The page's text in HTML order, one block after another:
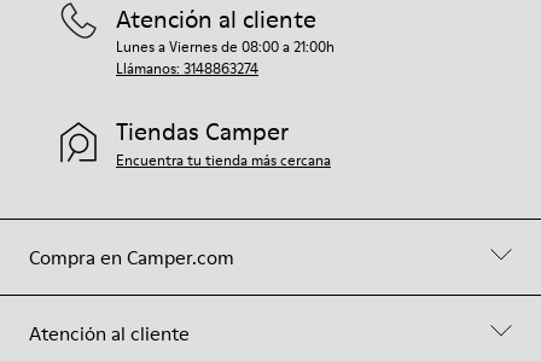
Compra en Camper.com
Atención al cliente
Atención al cliente
Lunes a Viernes de 08:00 a 21:00h
Llámanos: 3148863274
Tiendas Camper
Encuentra tu tienda más cercana